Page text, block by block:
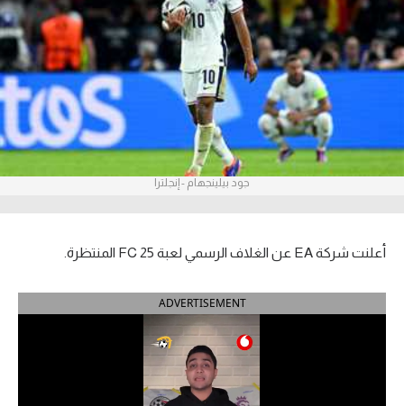
آراء حرة
ركن الألعاب
أمريكا 2026
الدوري الإيطالي
جود بيلينجهام - إنجلترا
أعلنت شركة EA عن الغلاف الرسمي لعبة FC 25 المنتظرة.
ADVERTISEMENT